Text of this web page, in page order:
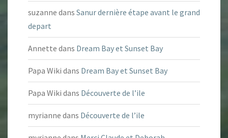
suzanne dans Sanur dernière étape avant le grand
depart
Annette dans Dream Bay et Sunset Bay
Papa Wiki dans Dream Bay et Sunset Bay
Papa Wiki dans Découverte de l’ile
myrianne dans Découverte de l’ile